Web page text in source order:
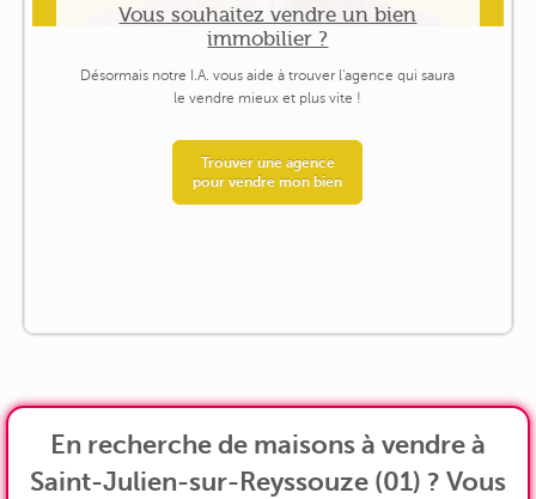
Vous souhaitez vendre un bien
immobilier ?
Désormais notre I.A. vous aide à trouver l'agence qui saura
le vendre mieux et plus vite !
Trouver une agence
pour vendre mon bien
En recherche de maisons à vendre à
Saint-Julien-sur-Reyssouze (01) ? Vous